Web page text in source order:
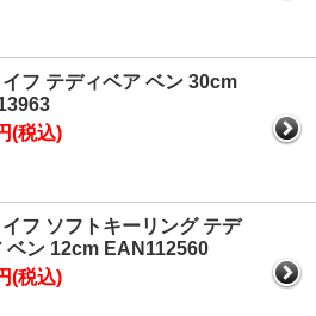
シアンのオスカル」のご予約を開始し
キーリング・テディベア フィン グッ
した。
ギのホッピー スキーヤー」のご予約を
キーリング テディベア ロッテ ラブ」
キーリング・ウサギのホッピー バレ
フ テディベア ベン 30cm
(税込)
フ ソフトキーリング テデ
ベン 12cm EAN112560
(税込)